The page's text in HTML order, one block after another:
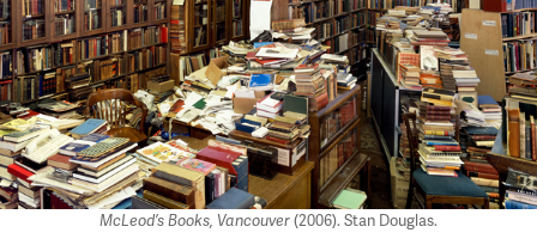
McLeod’s Books, Vancouver(2006). Stan Douglas.